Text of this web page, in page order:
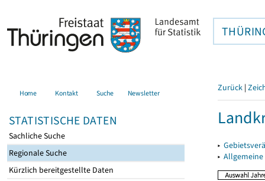
Home Kontakt Suche Newsletter
STATISTISCHE DATEN
Sachliche Suche
Regionale Suche
Kürzlich bereitgestellte Daten
Zurück |
▸
▸